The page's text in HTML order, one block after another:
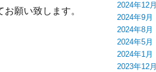
願い致します。
2024年12月
2024年9月
2024年8月
2024年5月
2024年1月
2023年12月